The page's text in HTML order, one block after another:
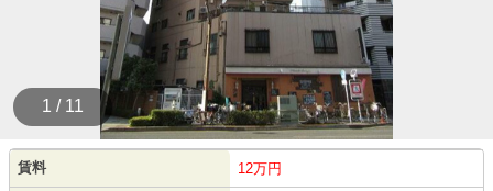
1 / 11
賃料 12万円